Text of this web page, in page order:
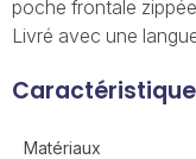
poche frontale
Livré avec une
Matériaux